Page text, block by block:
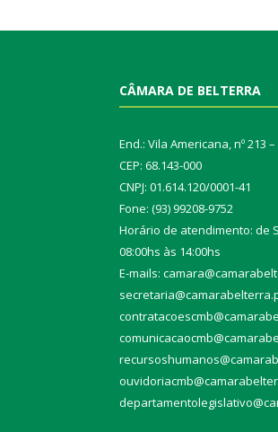
CÂMARA DE BELTERRA
End.: Vila Americana, nº 213
CEP: 68.143-000
CNPJ: 01.614.120/0001-41
Fone: (93) 99208-9752
Horário de atendimento: de
08:00hs às 14:00hs
E-mails: